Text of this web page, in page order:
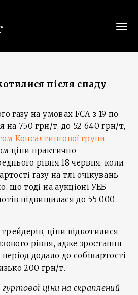
після спаду
газу на умовах FCA з 19 по
на 750 грн/т, до 52 640 грн/т,
Консалтингової групи
ціни практично
рівня 18 червня, коли
газу на тлі очікувань
що тоді на аукціоні УЕБ
підвищилася до 55 000
ціни відкотилися
рівня, адже зростання
додало до собівартості
200 грн/т.
ціни на скраплений